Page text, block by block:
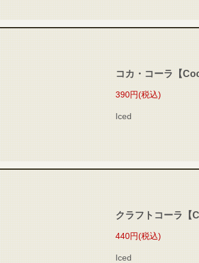
コカ・コーラ【
390円(税込)
Iced
クラフトコーラ【
440円(税込)
Iced